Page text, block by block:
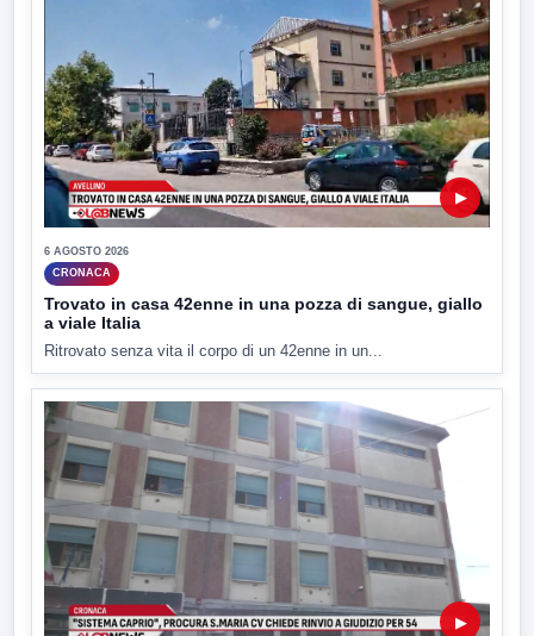
▶
6 AGOSTO 2026
CRONACA
Trovato in casa 42enne in una pozza di sangue, giallo
a viale Italia
Ritrovato senza vita il corpo di un 42enne in un...
▶